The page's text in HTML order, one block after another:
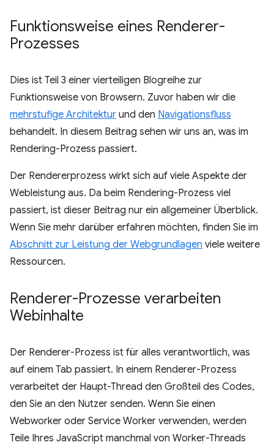
Funktionsweise eines Renderer-
Prozesses
Dies ist Teil 3 einer vierteiligen Blogreihe zur
Funktionsweise von Browsern. Zuvor haben wir die
mehrstufige Architektur und den Navigationsfluss
behandelt. In diesem Beitrag sehen wir uns an, was im
Rendering-Prozess passiert.
Der Rendererprozess wirkt sich auf viele Aspekte der
Webleistung aus. Da beim Rendering-Prozess viel
passiert, ist dieser Beitrag nur ein allgemeiner Überblick.
Wenn Sie mehr darüber erfahren möchten, finden Sie im
Abschnitt zur Leistung der Webgrundlagen viele weitere
Ressourcen.
Renderer-Prozesse verarbeiten
Webinhalte
Der Renderer-Prozess ist für alles verantwortlich, was
auf einem Tab passiert. In einem Renderer-Prozess
verarbeitet der Haupt-Thread den Großteil des Codes,
den Sie an den Nutzer senden. Wenn Sie einen
Webworker oder Service Worker verwenden, werden
Teile Ihres JavaScript manchmal von Worker-Threads